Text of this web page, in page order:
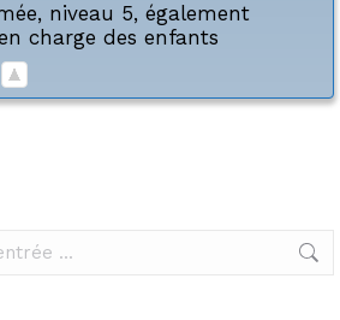
niveau 5, également
charge des enfants